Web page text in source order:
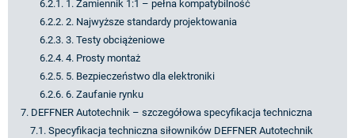
6.2.1. 1. Zamiennik 1:1 – pełna kompatybilność
6.2.2. 2. Najwyższe standardy projektowania
6.2.3. 3. Testy obciążeniowe
6.2.4. 4. Prosty montaż
6.2.5. 5. Bezpieczeństwo dla elektroniki
6.2.6. 6. Zaufanie rynku
7. DEFFNER Autotechnik – szczegółowa specyfikacja techniczna
7.1. Specyfikacja techniczna siłowników DEFFNER Autotechnik